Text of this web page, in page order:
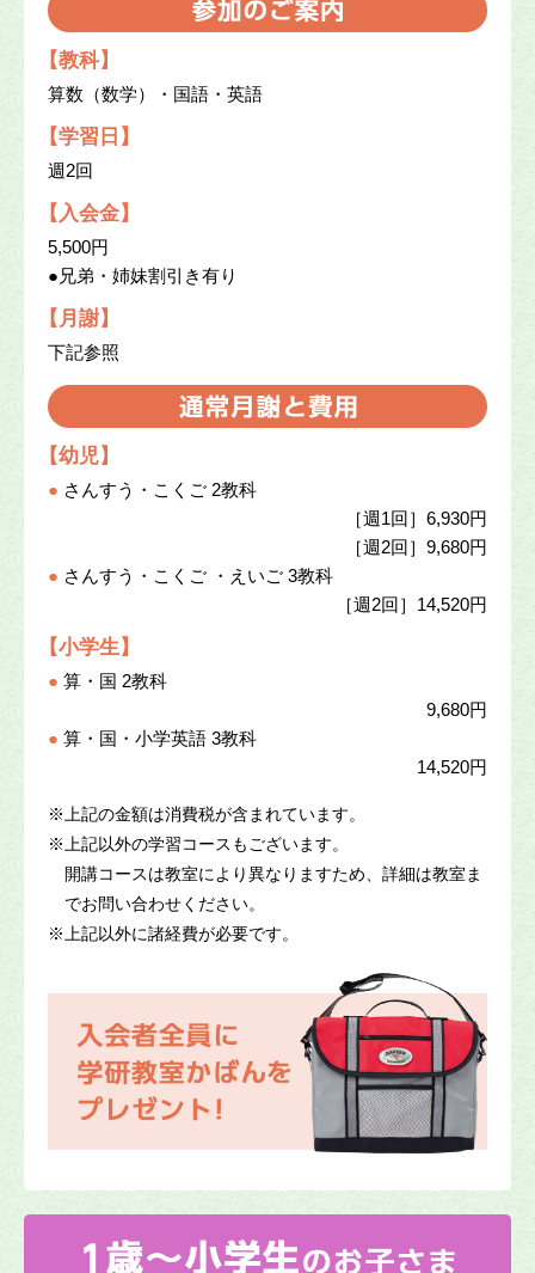
【教科】
算数（数学）・国語・英語
【学習日】
週2回
【入会金】
5,500円
●兄弟・姉妹割引き有り
【月謝】
下記参照
【幼児】
● さんすう・こくご 2教科
［週1回］6,930円
［週2回］9,680円
● さんすう・こくご ・えいご 3教科
［週2回］14,520円
【小学生】
● 算・国 2教科
9,680円
● 算・国・小学英語 3教科
14,520円
※ 上記の金額は消費税が含まれています。
※ 上記以外の学習コースもございます。
開講コースは教室により異なりますため、詳細は教室ま
でお問い合わせください。
※ 上記以外に諸経費が必要です。